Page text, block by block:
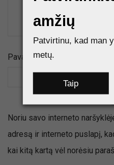
Pavadinimas
Noriu savo interneto
adresą ir interneto puslapį,
kai kitą kartą vėl norėsiu
amžių
Patvirtinu, kad man
metų.
Taip